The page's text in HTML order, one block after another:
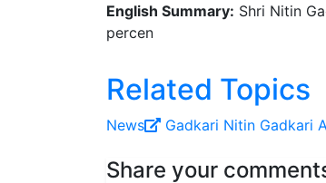
percen
Related Topics
News Gadkari Nitin Gadkari